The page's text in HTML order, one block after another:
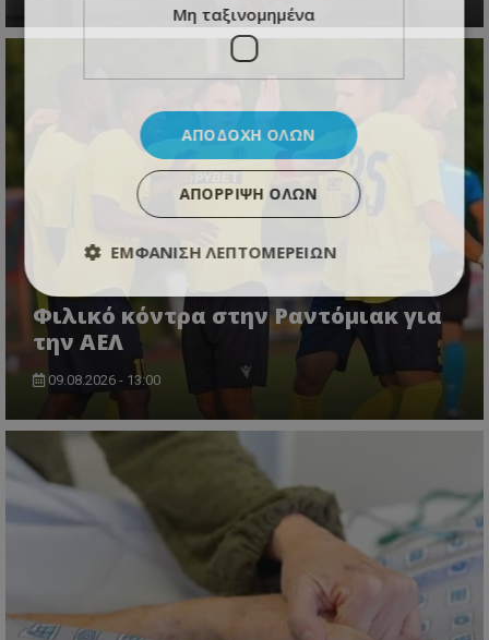
Φιλικό κόντρα στην Ραντόμιακ για
την ΑΕΛ
09.08.2026 - 13:00
Μη ταξινομημένα
ΑΠΟΔΟΧΉ ΌΛΩΝ
ΑΠΌΡΡΙΨΗ ΌΛΩΝ
ΕΜΦΆΝΙΣΗ ΛΕΠΤΟΜΕΡΕΙΏΝ